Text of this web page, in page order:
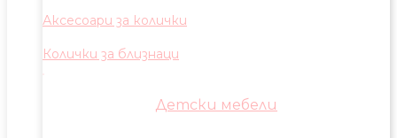
Аксесоари за колички
Колички за близнаци
Детски мебели